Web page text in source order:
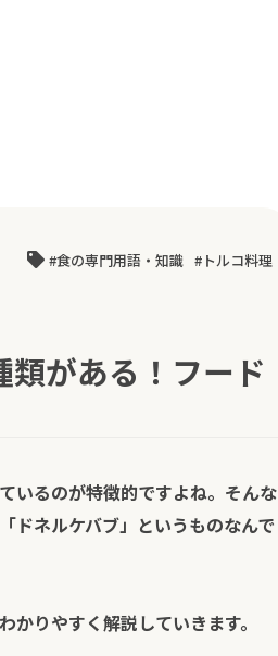
食の専門用語・知識 トルコ料理
がある！フード
いるのが特徴的ですよね。そんな
ドネルケバブ」というものなんで
かりやすく解説していきます。